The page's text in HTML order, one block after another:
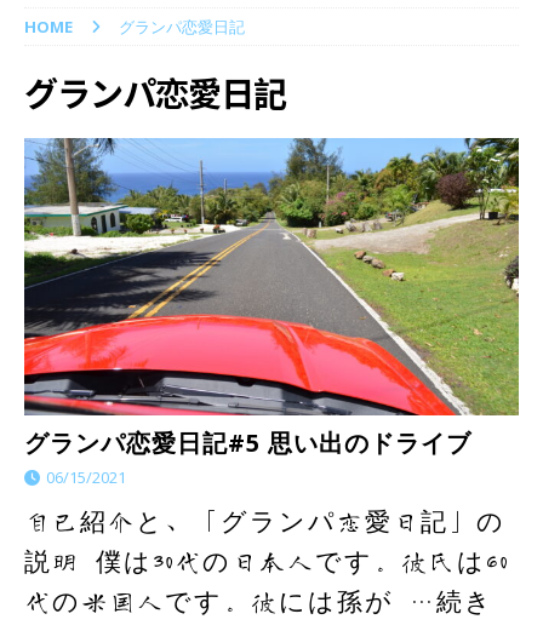
HOME グランパ恋愛日記
グランパ恋愛日記
グランパ恋愛日記#5 思い出のドライブ
06/15/2021
自己紹介と、「グランパ恋愛日記」の
説明 僕は30代の日本人です。彼氏は60
代の米国人です。彼には孫が
…続き